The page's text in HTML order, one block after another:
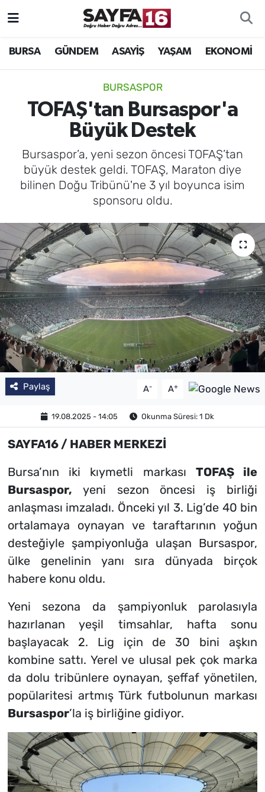
BURSA GÜNDEM ASAYİŞ YAŞAM EKONOMİ
BURSASPOR
TOFAŞ'tan Bursaspor'a
Büyük Destek
Bursaspor’a, yeni sezon öncesi TOFAŞ’tan
büyük destek geldi. TOFAŞ, Maraton diye
bilinen Doğu Tribünü'ne 3 yıl boyunca isim
sponsoru oldu.
Paylaş A- A+
19.08.2025 - 14:05 Okunma Süresi: 1 Dk
SAYFA16 / HABER MERKEZİ
Bursa’nın iki kıymetli markası TOFAŞ ile
Bursaspor, yeni sezon öncesi iş birliği
anlaşması imzaladı. Önceki yıl 3. Lig’de 40 bin
ortalamaya oynayan ve taraftarının yoğun
desteğiyle şampiyonluğa ulaşan Bursaspor,
ülke genelinin yanı sıra dünyada birçok
habere konu oldu.
Yeni sezona da şampiyonluk parolasıyla
hazırlanan yeşil timsahlar, hafta sonu
başlayacak 2. Lig için de 30 bini aşkın
kombine sattı. Yerel ve ulusal pek çok marka
da dolu tribünlere oynayan, şeffaf yönetilen,
popülaritesi artmış Türk futbolunun markası
Bursaspor’la iş birliğine gidiyor.
ÖZEL HABER
MAGAZİN
DÜNYA
SPOR
EĞİTİM
SAĞLIK
TV REHBERİ
Hava Durumu
TFF 2.Lig Beyaz Grup Puan Durumu ve Fikstür
Tüm Manşetler
Son Dakika Haberleri
Haber Arşivi